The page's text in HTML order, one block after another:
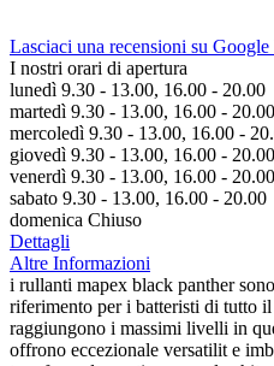
Lasciaci una recensioni su
I nostri orari di apertura
lunedì 9.30 - 13.00, 16.00 - 20.00
martedì 9.30 - 13.00, 16.00 - 20.00
mercoledì 9.30 - 13.00, 16.00 -
giovedì 9.30 - 13.00, 16.00 - 20.00
venerdì 9.30 - 13.00, 16.00 - 20.00
sabato 9.30 - 13.00, 16.00 - 20.00
domenica Chiuso
Dettagli
Altre Informazioni
i rullanti mapex black panther
riferimento per i batteristi di tutto
raggiungono i massimi livelli in
offrono eccezionale versatilit e